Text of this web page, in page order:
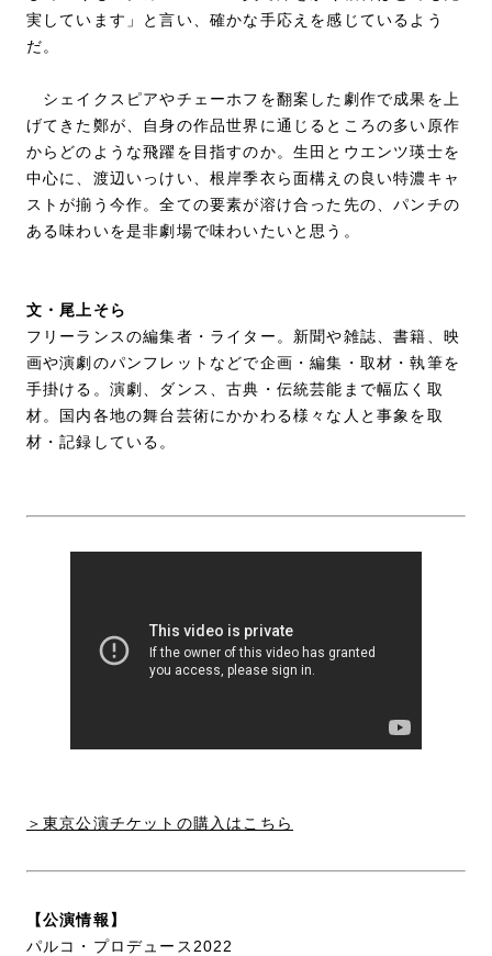
実しています」と言い、確かな手応えを感じているよう
だ。
シェイクスピアやチェーホフを翻案した劇作で成果を上
げてきた鄭が、自身の作品世界に通じるところの多い原作
からどのような飛躍を目指すのか。生田とウエンツ瑛士を
中心に、渡辺いっけい、根岸季衣ら面構えの良い特濃キャ
ストが揃う今作。全ての要素が溶け合った先の、パンチの
ある味わいを是非劇場で味わいたいと思う。
文・尾上そら
フリーランスの編集者・ライター。新聞や雑誌、書籍、映
画や演劇のパンフレットなどで企画・編集・取材・執筆を
手掛ける。演劇、ダンス、古典・伝統芸能まで幅広く取
材。国内各地の舞台芸術にかかわる様々な人と事象を取
材・記録している。
＞東京公演チケットの購入はこちら
【公演情報】
パルコ・プロデュース2022